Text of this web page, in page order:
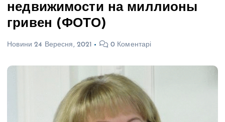
недвижимости на миллионы
гривен (ФОТО)
Новини 24 Вересня, 2021 0 Коментарі